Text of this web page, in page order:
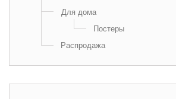
Для дома
Постеры
Распродажа